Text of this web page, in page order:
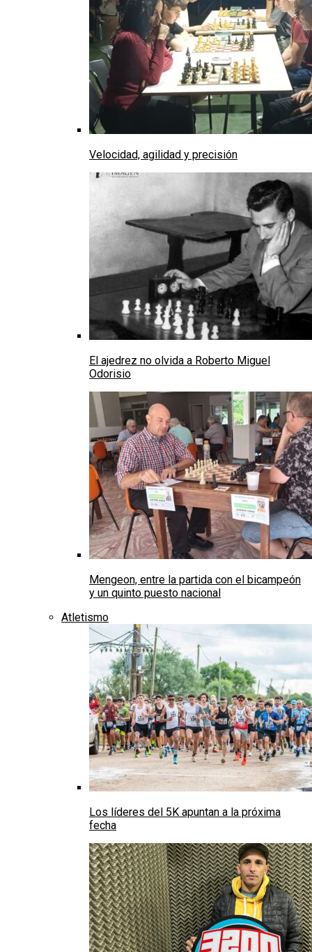
Velocidad, agilidad y precisión
El ajedrez no olvida a Roberto Miguel
Odorisio
Mengeon, entre la partida con el bicampeón
y un quinto puesto nacional
Atletismo
Los líderes del 5K apuntan a la próxima
fecha